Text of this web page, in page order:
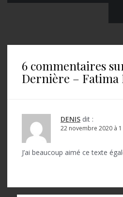
i
l
6 commentaires
Dernière – Fatima
DENIS dit :
22 novembre 2020 à
J’ai beaucoup aimé ce texte